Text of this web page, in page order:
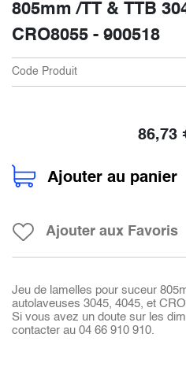
805mm /TT & TTB
CRO8055 - 900518
Code Produit
86,73
Ajouter au panier
Ajouter aux Favoris
Jeu de lamelles pour suceur
autolaveuses 3045, 4045, et
Si vous avez un doute sur les
contacter au 04 66 910 910.